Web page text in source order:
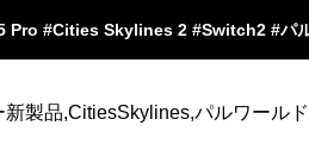
Pro #Cities Skylines 2 #Switch2 #パ
製品,CitiesSkylines,パルワール